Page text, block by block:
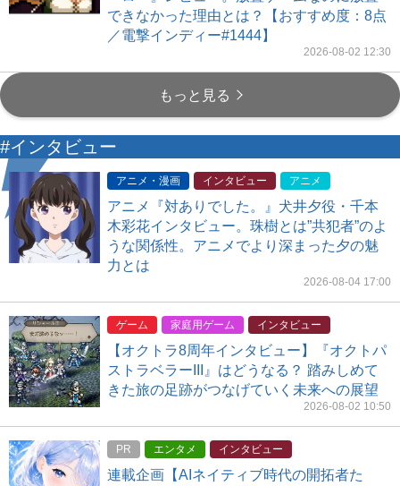
できなかった理由とは？【おすすめ度：8点
／電撃インディー#1444】
2026-08-02 12:30
もっと見る
#インタビュー
アニメ・漫画 インタビュー アニメ
アニメ『対ありでした。』犬井夕役・千本
木彩花インタビュー。珠樹とは”共犯者”のよ
うな関係性。アニメでより深まった夕の魅
力とは
2026-08-04 17:00
ゲーム 家庭用ゲーム インタビュー
【オクトラ8周年インタビュー】『オクトパ
ストラベラーIII』はどうなる？ 踏みしめて
きた旅の足跡がつなげていく未来への展望
2026-08-02 10:50
PR エンタメ インタビュー
連載企画【AIネイティブ時代の開拓者た